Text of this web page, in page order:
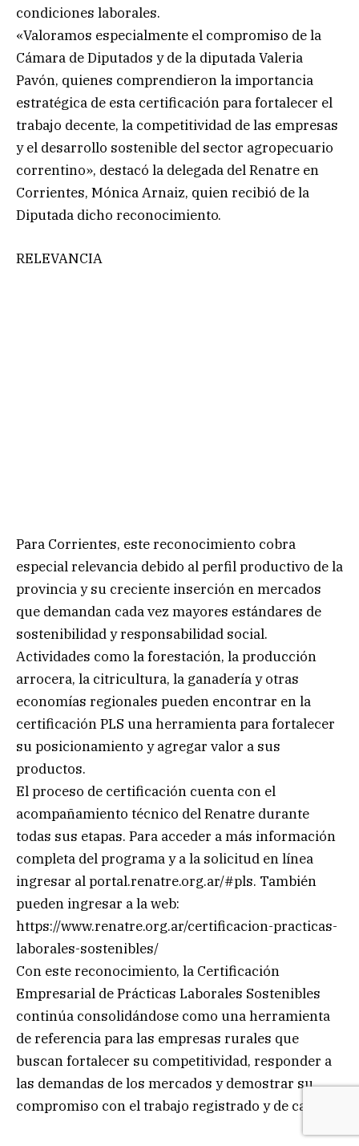
condiciones laborales.
«Valoramos especialmente el compromiso de la
Cámara de Diputados y de la diputada Valeria
Pavón, quienes comprendieron la importancia
estratégica de esta certificación para fortalecer el
trabajo decente, la competitividad de las empresas
y el desarrollo sostenible del sector agropecuario
correntino», destacó la delegada del Renatre en
Corrientes, Mónica Arnaiz, quien recibió de la
Diputada dicho reconocimiento.
RELEVANCIA
Para Corrientes, este reconocimiento cobra
especial relevancia debido al perfil productivo de la
provincia y su creciente inserción en mercados
que demandan cada vez mayores estándares de
sostenibilidad y responsabilidad social.
Actividades como la forestación, la producción
arrocera, la citricultura, la ganadería y otras
economías regionales pueden encontrar en la
certificación PLS una herramienta para fortalecer
su posicionamiento y agregar valor a sus
productos.
El proceso de certificación cuenta con el
acompañamiento técnico del Renatre durante
todas sus etapas. Para acceder a más información
completa del programa y a la solicitud en línea
ingresar al portal.renatre.org.ar/#pls. También
pueden ingresar a la web:
https://www.renatre.org.ar/certificacion-practicas-
laborales-sostenibles/
Con este reconocimiento, la Certificación
Empresarial de Prácticas Laborales Sostenibles
continúa consolidándose como una herramienta
de referencia para las empresas rurales que
buscan fortalecer su competitividad, responder a
las demandas de los mercados y demostrar su
compromiso con el trabajo registrado y de calidad.